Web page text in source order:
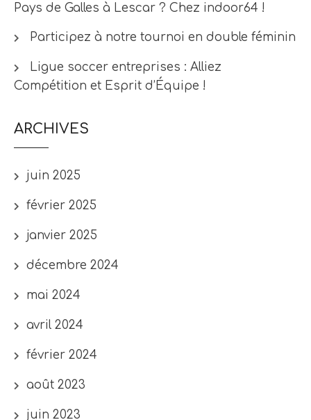
Pays de Galles à Lescar ? Chez indoor64 !
Participez à notre tournoi en double féminin
Ligue soccer entreprises : Alliez
Compétition et Esprit d’Équipe !
ARCHIVES
juin 2025
février 2025
janvier 2025
décembre 2024
mai 2024
avril 2024
février 2024
août 2023
juin 2023